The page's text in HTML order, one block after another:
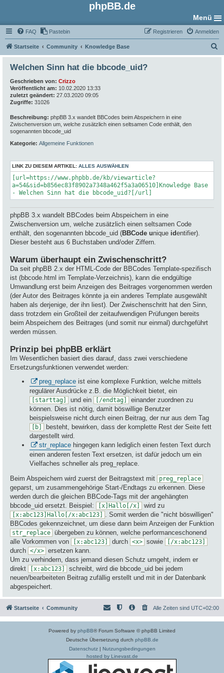
phpBB.de
Menü
FAQ Pastebin Anmelden
Registrieren
Startseite Community Knowledge Base
u
Welchen Sinn hat die bbcode_uid?
Geschrieben von: Crizzo
Veröffentlicht am: 10.02.2020 13:33
zuletzt geändert: 27.03.2020 09:05
Zugriffe: 31026
Beschreibung: phpBB 3.x wandelt BBCodes beim Abspeichern in eine
Zwischenversion um, welche zusätzlich einen seltsamen Code enthält, den
sogenannten bbcode_uid
Kategorie: Allgemeine Funktionen
LINK ZU DIESEM ARTIKEL: ALLES AUSWÄHLEN
[url=https://www.phpbb.de/kb/viewarticle?
a=54&sid=b856ec83f8902a7348a462f5a3a06510]Knowledge Base
- Welchen Sinn hat die bbcode_uid?[/url]
phpBB 3.x wandelt BBCodes beim Abspeichern in eine
Zwischenversion um, welche zusätzlich einen seltsamen Code
enthält, den sogenannten bbcode_uid (BBCode unique identifier).
Dieser besteht aus 6 Buchstaben und/oder Ziffern.
Warum überhaupt ein Zwischenschritt?
Da seit phpBB 2.x der HTML-Code der BBCodes Template-spezifisch
ist (bbcode.html im Template-Verzeichnis), kann die endgültige
Umwandlung erst beim Anzeigen des Beitrages vorgenommen werden
(der Autor des Beitrages könnte ja ein anderes Template ausgewählt
haben als derjenige, der ihn liest). Der Zwischenschritt hat den Sinn,
dass trotzdem ein Großteil der zeitaufwendigen Prüfungen bereits
beim Abspeichern des Beitrages (und somit nur einmal) durchgeführt
werden müssen.
Prinzip bei phpBB erklärt
Im Wesentlichen basiert dies darauf, dass zwei verschiedene
Ersetzungsfunktionen verwendet werden:
preg_replace ist eine komplexe Funktion, welche mittels
regulärer Ausdrücke z.B. die Möglichkeit bietet, ein
[starttag] und ein [/endtag]
einander zuordnen zu
können. Dies ist nötig, damit böswillige Benutzer
beispielsweise nicht durch einen Beitrag, der nur aus dem Tag
[b]
besteht, bewirken, dass der komplette Rest der Seite fett
dargestellt wird.
str_replace hingegen kann lediglich einen festen Text durch
einen anderen festen Text ersetzen, ist dafür jedoch um ein
Vielfaches schneller als preg_replace.
Beim Abspeichern wird zuerst der Beitragstext mit
preg_replace
geparst, um zusammengehörige Start-/Endtags zu erkennen. Diese
werden durch die gleichen BBCode-Tags mit der angehängten
bbcode_uid ersetzt. Beispiel:
[x]Hallo[/x] wird zu
[x:abc123]Hallo[/x:abc123]
. Somit werden die "nicht böswilligen"
BBCodes gekennzeichnet, um diese dann beim Anzeigen der Funktion
str_replace
übergeben zu können, welche performanceschonend
alle Vorkommen von
[x:abc123] durch <x> sowie [/x:abc123]
durch </x> ersetzen kann.
Um zu verhindern, dass jemand diesen Schutz umgeht, indem er
direkt
[x:abc123]
schreibt, wird die bbcode_uid bei jedem
neuen/bearbeiteten Beitrag zufällig erstellt und mit in der Datenbank
abgespeichert.
Startseite Community Alle Zeiten sind UTC+02:00
Powered by phpBB® Forum Software © phpBB Limited
Deutsche Übersetzung durch phpBB.de
Datenschutz| Nutzungsbedingungen
hosted by Linevast.de